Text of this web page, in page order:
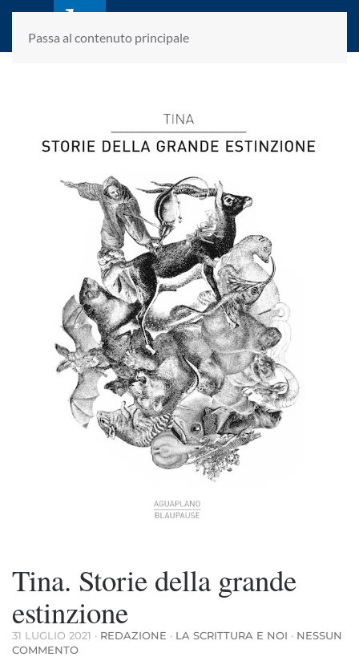
Passa al contenuto principale
laletteraturaenoi.it
fondato da Romano Luperini
Tina. Storie della grande
estinzione
31 LUGLIO 2021 · REDAZIONE · LA SCRITTURA E NOI · NESSUN
COMMENTOSU